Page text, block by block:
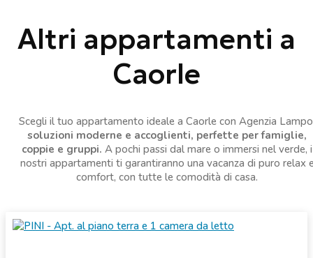
Altri appartamenti a
Caorle
Scegli il tuo appartamento ideale a Caorle con Agenzia
soluzioni moderne e accoglienti, perfette per famiglie,
coppie e gruppi. A pochi passi dal mare o immersi nel verde, i
nostri appartamenti ti garantiranno una vacanza di puro relax
comfort, con tutte le comodità di casa.